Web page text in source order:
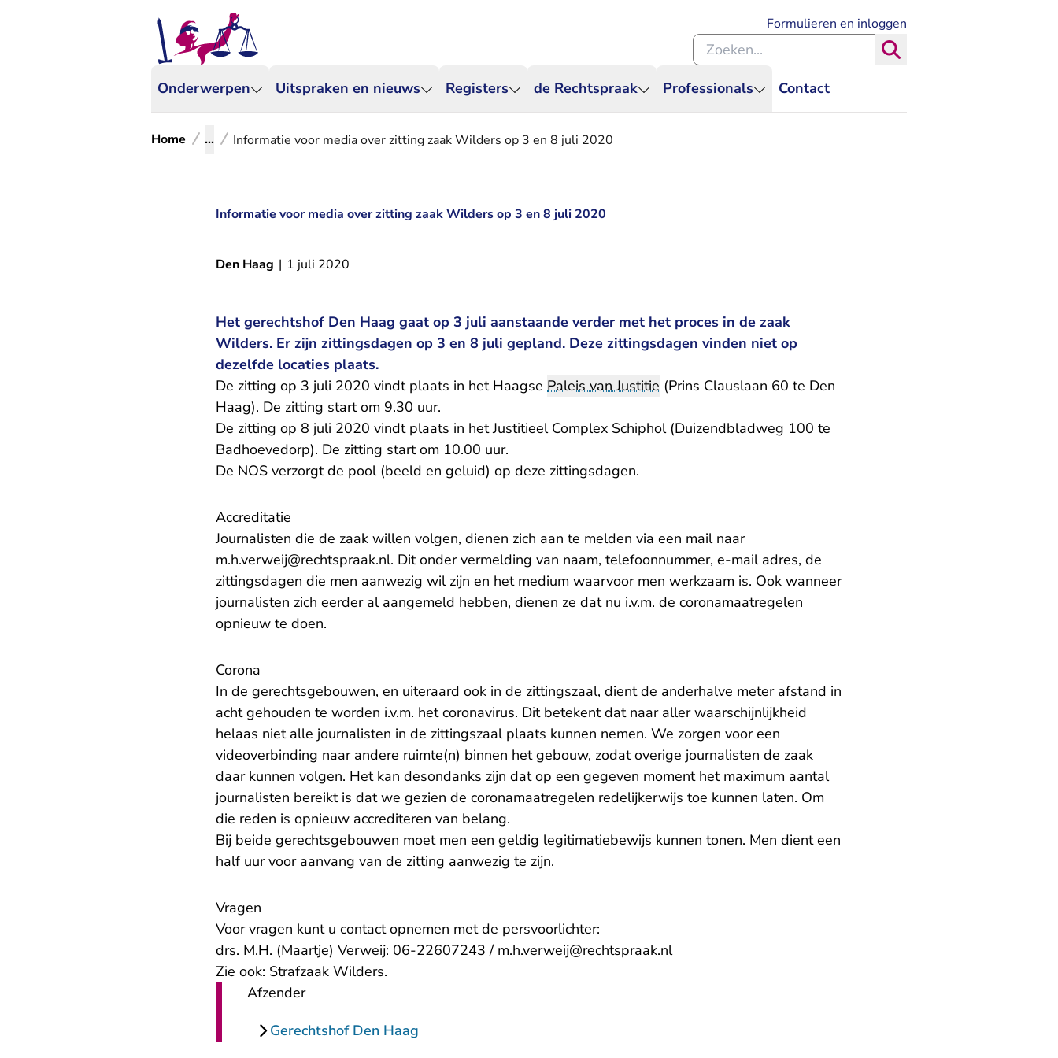
Onderwerpen Uitspraken en nieuws Registers de Rechtspraak Professionals Contact
Formulieren en inloggen
Zoeken binnen de Rechtspraak
Home ... Informatie voor media over zitting zaak Wilders op 3 en 8 juli 2020
Informatie voor media over zitting zaak Wilders op 3 en 8 juli 2020
Den Haag | 1 juli 2020
Het gerechtshof Den Haag gaat op 3 juli aanstaande verder met het proces in de zaak
Wilders. Er zijn zittingsdagen op 3 en 8 juli gepland. Deze zittingsdagen vinden niet op
dezelfde locaties plaats.
De zitting op 3 juli 2020 vindt plaats in het Haagse Paleis van Justitie (Prins Clauslaan 60 te Den
Haag). De zitting start om 9.30 uur.
De zitting op 8 juli 2020 vindt plaats in het Justitieel Complex Schiphol (Duizendbladweg 100 te
Badhoevedorp). De zitting start om 10.00 uur.
De NOS verzorgt de pool (beeld en geluid) op deze zittingsdagen.
Accreditatie
Journalisten die de zaak willen volgen, dienen zich aan te melden via een mail naar
m.h.verweij@rechtspraak.nl- U verlaat Rechtspraak.nl
. Dit onder vermelding van naam, telefoonnummer, e-mail adres, de
zittingsdagen die men aanwezig wil zijn en het medium waarvoor men werkzaam is. Ook wanneer
journalisten zich eerder al aangemeld hebben, dienen ze dat nu i.v.m. de coronamaatregelen
opnieuw te doen.
Corona
In de gerechtsgebouwen, en uiteraard ook in de zittingszaal, dient de anderhalve meter afstand in
acht gehouden te worden i.v.m. het coronavirus. Dit betekent dat naar aller waarschijnlijkheid
helaas niet alle journalisten in de zittingszaal plaats kunnen nemen. We zorgen voor een
videoverbinding naar andere ruimte(n) binnen het gebouw, zodat overige journalisten de zaak
daar kunnen volgen. Het kan desondanks zijn dat op een gegeven moment het maximum aantal
journalisten bereikt is dat we gezien de coronamaatregelen redelijkerwijs toe kunnen laten. Om
die reden is opnieuw accrediteren van belang.
Bij beide gerechtsgebouwen moet men een geldig legitimatiebewijs kunnen tonen. Men dient een
half uur voor aanvang van de zitting aanwezig te zijn.
Vragen
Voor vragen kunt u contact opnemen met de persvoorlichter:
drs. M.H. (Maartje) Verweij: 06-22607243 / m.h.verweij@rechtspraak.nl- U verlaat Rechtspraak.nl
Zie ook: Strafzaak Wilders.
Afzender
Gerechtshof Den Haag